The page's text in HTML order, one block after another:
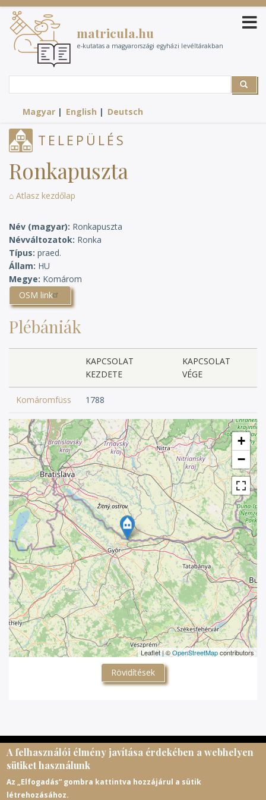
Ugrás
tartalomra
matricula.hu
e-kutatas a magyarországi egyházi levéltárakban
Search
Magyar English Deutsch
TELEPÜLÉS
Ronkapuszta
⌂ Atlasz kezdőlap
Név (magyar) Ronkapuszta
Névváltozatok Ronka
Típus praed.
Állam HU
Megye Komárom
OSM link
Plébániák
KAPCSOLAT
KEZDETE
KAPCSOLAT
VÉGE
Komáromfüss 1788
+
−
Leaflet | ©OpenStreetMapcontributors
Rövidítések
© Magyar Egyházi Levéltárosok Egyesülete, 2026.
A felhasználói élmény javítása érdekében a webhelyen
sütiket használunk
Az „Elfogadás” gombra kattintva hozzájárul a sütik
létrehozásához.